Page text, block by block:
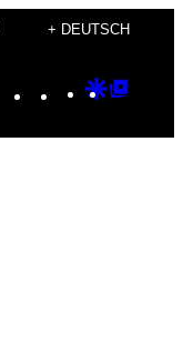
+ DEUTSCH
Instagram
TikTok
YouTube
Google